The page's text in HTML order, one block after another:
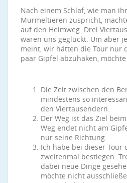
Nach einem Schlaf, wie man
Murmeltieren zuspricht,
auf den Heimweg. Drei
waren uns geglückt. Um aber
meint, wir hätten die Tour nur
paar Gipfel abzuhaken,
Die Zeit zwischen den
mindestens so
den Viertausendern.
Der Weg ist das Ziel
Weg endet nicht am
nur seine Richtung.
Ich habe bei dieser Tour
zweitenmal bestiegen.
dabei neue Dinge
möchte nicht